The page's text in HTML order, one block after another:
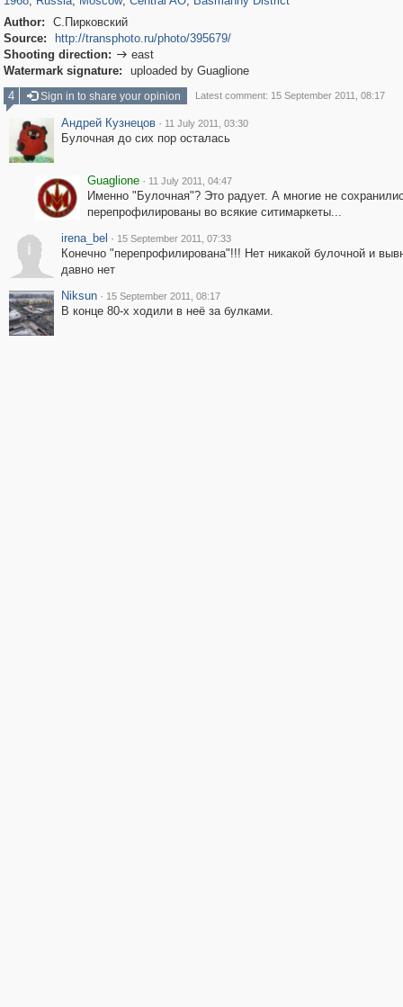
Author:
С.Пирковский
Source:
http://transphoto.ru/photo/395679/
Shooting direction:  east
Watermark signature:
uploaded by Guaglione
4
Sign in to share your opinion Latest comment: 15 September 2011, 08:17
Андрей Кузнецов · 11 July 2011, 03:30
Булочная до сих пор осталась
Guaglione · 11 July 2011, 04:47
Именно "Булочная"? Это радует. А многие не
перепрофилированы во всякие ситимаркеты...
i
irena_bel · 15 September 2011, 07:33
Конечно "перепрофилирована"!!! Нет никакой булочной и
давно нет
Niksun · 15 September 2011, 08:17
В конце 80-х ходили в неё за булками.